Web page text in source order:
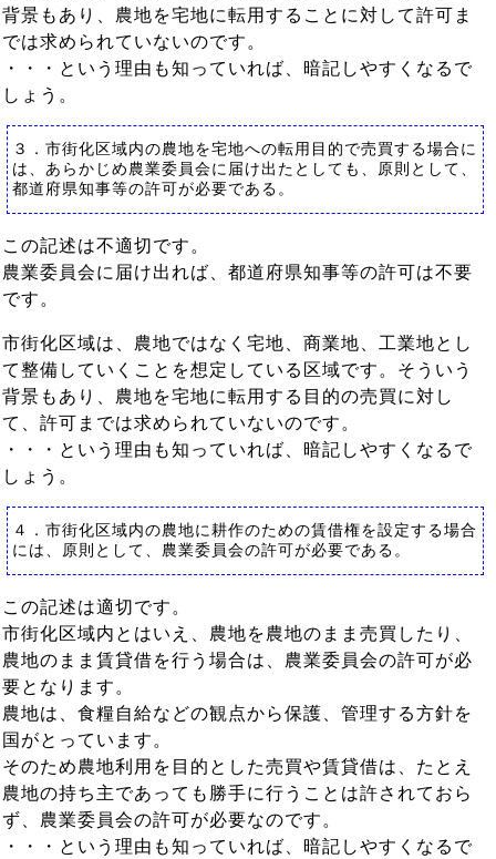
背景もあり、農地を宅地に転用することに対して許可ま
では求められていないのです。
・・・という理由も知っていれば、暗記しやすくなるで
しょう。
３．市街化区域内の農地を宅地への転用目的で売買する場合に
は、あらかじめ農業委員会に届け出たとしても、原則として、
都道府県知事等の許可が必要である。
この記述は不適切です。
農業委員会に届け出れば、都道府県知事等の許可は不要
です。
市街化区域は、農地ではなく宅地、商業地、工業地とし
て整備していくことを想定している区域です。そういう
背景もあり、農地を宅地に転用する目的の売買に対し
て、許可までは求められていないのです。
・・・という理由も知っていれば、暗記しやすくなるで
しょう。
４．市街化区域内の農地に耕作のための賃借権を設定する場合
には、原則として、農業委員会の許可が必要である。
この記述は適切です。
市街化区域内とはいえ、農地を農地のまま売買したり、
農地のまま賃貸借を行う場合は、農業委員会の許可が必
要となります。
農地は、食糧自給などの観点から保護、管理する方針を
国がとっています。
そのため農地利用を目的とした売買や賃貸借は、たとえ
農地の持ち主であっても勝手に行うことは許されておら
ず、農業委員会の許可が必要なのです。
・・・という理由も知っていれば、暗記しやすくなるで